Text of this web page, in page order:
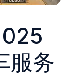
服务